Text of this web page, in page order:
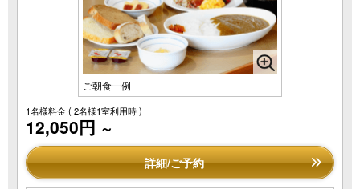
ご朝食一例
1名様料金( 2名様1室利用時 )
12,050円 ～
詳細/ご予約